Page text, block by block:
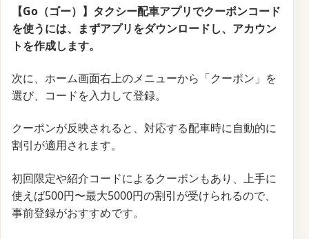
【Go（ゴー）】タクシー配車アプリでクーポンコード
を使うには、まずアプリをダウンロードし、アカウン
トを作成します。
次に、ホーム画面右上のメニューから「クーポン」を
選び、コードを入力して登録。
クーポンが反映されると、対応する配車時に自動的に
割引が適用されます。
初回限定や紹介コードによるクーポンもあり、上手に
使えば500円〜最大5000円の割引が受けられるので、
事前登録がおすすめです。